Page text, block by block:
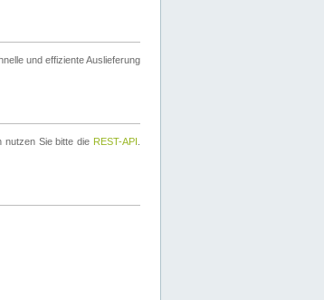
und effiziente Auslieferung
nutzen Sie bitte die REST-API